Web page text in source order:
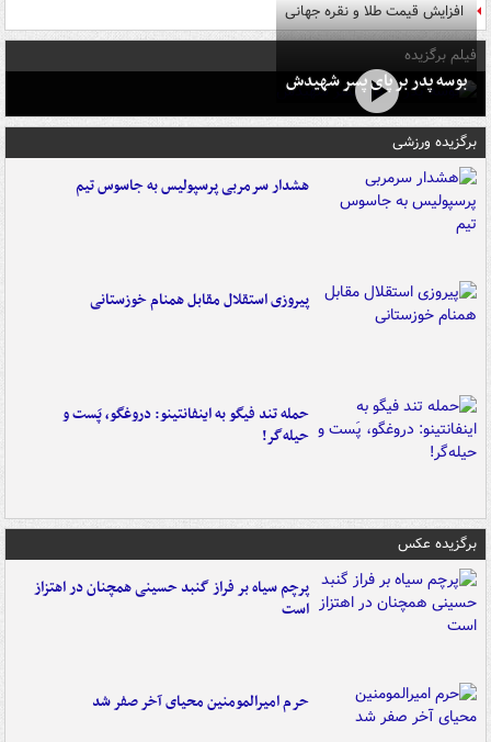
افزایش قیمت طلا و نقره جهانی
فیلم برگزیده
بوسه‌ پدر بر پای پسر شهیدش
برگزیده ورزشی
هشدار سرمربی پرسپولیس به جاسوس تیم
پیروزی استقلال مقابل همنام خوزستانی
حمله تند فیگو به اینفانتینو: دروغگو، پَست‌ و
حیله‌گر!
برگزیده عکس
پرچم سیاه بر فراز گنبد حسینی همچنان در اهتزاز
است
حرم امیرالمومنین محیای آخر صفر شد